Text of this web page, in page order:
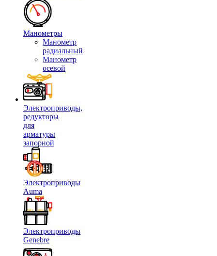
Манометры
Манометр
радиальный
Манометр
осевой
Электроприводы,
редукторы
для
арматуры
запорной
Электроприводы
Auma
Электроприводы
Genebre